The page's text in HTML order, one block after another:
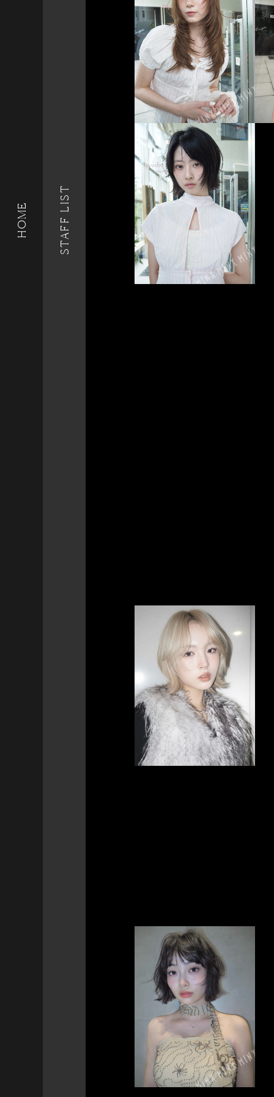
HOME STAFF LIST